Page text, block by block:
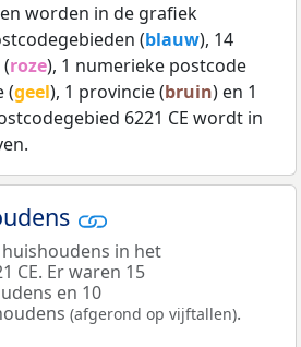
worden in de grafiek
(blauw), 14
roze), 1 numerieke postcode
(geel), 1 provincie (bruin) en 1
6221 CE wordt in
in het
CE. Er waren 15
en 10
(afgerond op vijftallen).